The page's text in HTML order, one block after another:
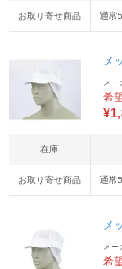
お取り寄せ商品 通常
メ
メー
希
¥
在庫
お取り寄せ商品 通常
メ
メー
希